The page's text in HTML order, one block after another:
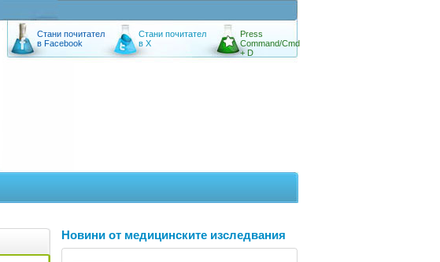
Стани почитател
в Facebook
Стани почитател
в X
Press
Command/Cmd
+ D
Новини от медицинските изследвания